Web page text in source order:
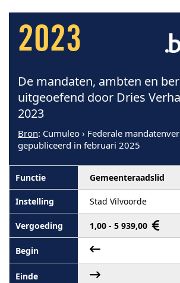
2023
De mandaten, ambten en
uitgeoefend door Dries
2023
Bron: Cumuleo › Federale
gepubliceerd in februari 2025
Gemeenteraadslid
Stad Vilvoorde
1,00 - 5 939,00